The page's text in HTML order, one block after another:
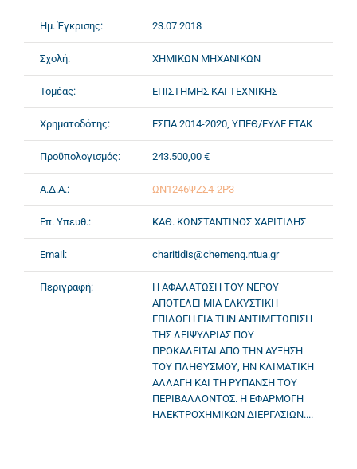
Ημ. Έγκρισης: 23.07.2018
Σχολή: ΧΗΜΙΚΩΝ ΜΗΧΑΝΙΚΩΝ
Τομέας: ΕΠΙΣΤΗΜΗΣ ΚΑΙ ΤΕΧΝΙΚΗΣ
Χρηματοδότης: ΕΣΠΑ 2014-2020, ΥΠΕΘ/ΕΥΔΕ ΕΤΑΚ
Προϋπολογισμός: 243.500,00 €
Α.Δ.Α.: ΩΝ1246ΨΖΣ4-2Ρ3
Επ. Υπευθ.: ΚΑΘ. ΚΩΝΣΤΑΝΤΙΝΟΣ ΧΑΡΙΤΙΔΗΣ
Email: charitidis@chemeng.ntua.gr
Περιγραφή:
Η ΑΦΑΛΑΤΩΣΗ ΤΟΥ ΝΕΡΟΥ
ΑΠΟΤΕΛΕΙ ΜΙΑ ΕΛΚΥΣΤΙΚΗ
ΕΠΙΛΟΓΗ ΓΙΑ ΤΗΝ ΑΝΤΙΜΕΤΩΠΙΣΗ
ΤΗΣ ΛΕΙΨΥΔΡΙΑΣ ΠΟΥ
ΠΡΟΚΑΛΕΙΤΑΙ ΑΠΟ ΤΗΝ ΑΥΞΗΣΗ
ΤΟΥ ΠΛΗΘΥΣΜΟΥ, ΗΝ ΚΛΙΜΑΤΙΚΗ
ΑΛΛΑΓΗ ΚΑΙ ΤΗ ΡΥΠΑΝΣΗ ΤΟΥ
ΠΕΡΙΒΑΛΛΟΝΤΟΣ. Η ΕΦΑΡΜΟΓΗ
ΗΛΕΚΤΡΟΧΗΜΙΚΩΝ ΔΙΕΡΓΑΣΙΩΝ....